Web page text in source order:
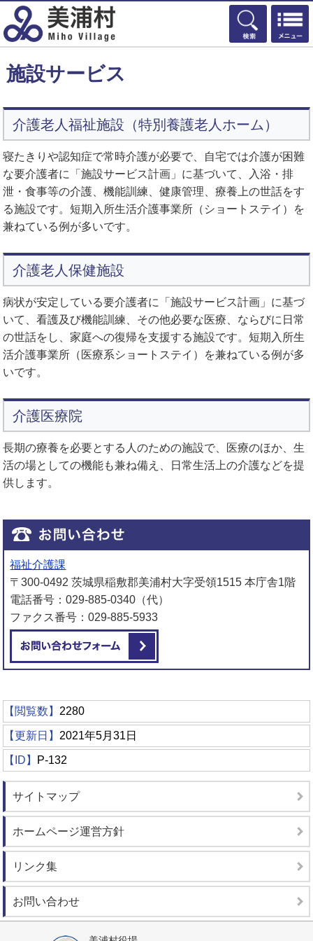
検索
施設サービス
介護老人福祉施設（特別養護老人ホーム）
寝たきりや認知症で常時介護が必要で、自宅では介護が困難
な要介護者に「施設サービス計画」に基づいて、入浴・排
泄・食事等の介護、機能訓練、健康管理、療養上の世話をす
る施設です。短期入所生活介護事業所（ショートステイ）を
兼ねている例が多いです。
介護老人保健施設
病状が安定している要介護者に「施設サービス計画」に基づ
いて、看護及び機能訓練、その他必要な医療、ならびに日常
の世話をし、家庭への復帰を支援する施設です。短期入所生
活介護事業所（医療系ショートステイ）を兼ねている例が多
いです。
介護医療院
長期の療養を必要とする人のための施設で、医療のほか、生
活の場としての機能も兼ね備え、日常生活上の介護などを提
供します。
福祉介護課
〒300-0492 茨城県稲敷郡美浦村大字受領1515 本庁舎1階
電話番号：029-885-0340（代）
ファクス番号：029-885-5933
【閲覧数】 2280
【更新日】 2021年5月31日
【ID】 P-132
サイトマップ
ホームページ運営方針
リンク集
お問い合わせ